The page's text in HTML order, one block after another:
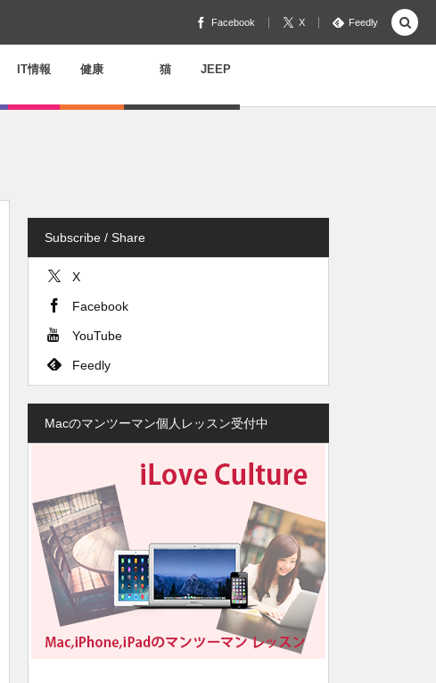
Facebook X Feedly
IT情報 健康 猫 JEEP
Subscribe / Share
X
Facebook
YouTube
Feedly
Macのマンツーマン個人レッスン受付中